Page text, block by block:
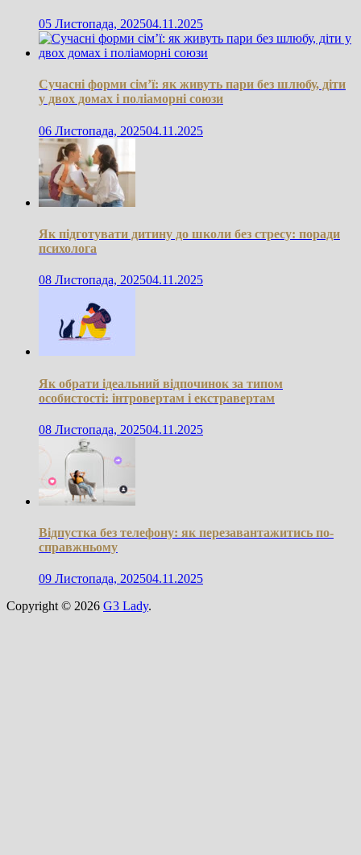
05 Листопада, 202504.11.2025
Сучасні форми сім’ї: як живуть пари без шлюбу, діти
у двох домах і поліаморні союзи
06 Листопада, 202504.11.2025
Як підготувати дитину до школи без стресу: поради
психолога
08 Листопада, 202504.11.2025
Як обрати ідеальний відпочинок за типом
особистості: інтровертам і екстравертам
08 Листопада, 202504.11.2025
Відпустка без телефону: як перезавантажитись по-
справжньому
09 Листопада, 202504.11.2025
Copyright © 2026 G3 Lady.